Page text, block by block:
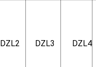
DZL2 DZL3 DZL4